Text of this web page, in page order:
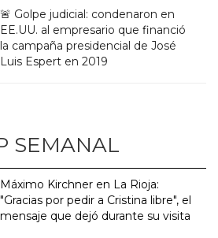
🚨 Golpe judicial: condenaron en
EE.UU. al empresario que financió
la campaña presidencial de José
Luis Espert en 2019
SEMANAL
Máximo Kirchner en La Rioja:
"Gracias por pedir a Cristina libre", el
mensaje que dejó durante su visita